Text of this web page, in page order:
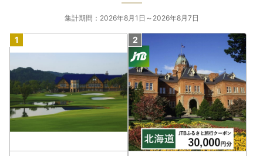
集計期間：2026年8月1日～2026年8月7日